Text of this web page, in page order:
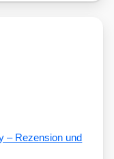
– Rezension und